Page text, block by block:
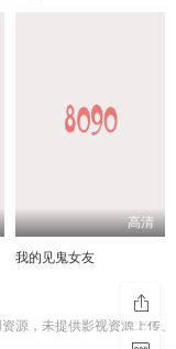
高清
我的见鬼女友
源，未提供影视资源上传、